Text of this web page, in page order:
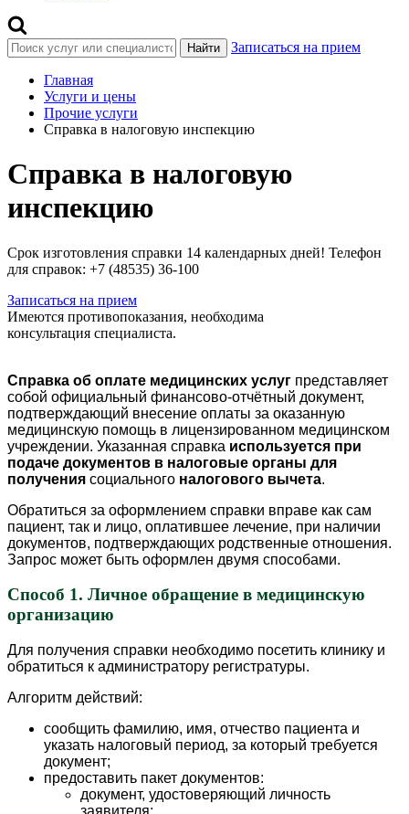
Найти Записаться на прием
Главная
Услуги и цены
Прочие услуги
Справка в налоговую инспекцию
Справка в налоговую
инспекцию
Срок изготовления справки 14 календарных дней! Телефон
для справок: +7 (48535) 36-100
Записаться на прием
Имеются противопоказания, необходима
консультация специалиста.
Справка об оплате медицинских услуг представляет
собой официальный финансово-отчётный документ,
подтверждающий внесение оплаты за оказанную
медицинскую помощь в лицензированном медицинском
учреждении. Указанная справка используется при
подаче документов в налоговые органы для
получения социального налогового вычета.
Обратиться за оформлением справки вправе как сам
пациент, так и лицо, оплатившее лечение, при наличии
документов, подтверждающих родственные отношения.
Запрос может быть оформлен двумя способами.
Способ 1. Личное обращение в медицинскую
организацию
Для получения справки необходимо посетить клинику и
обратиться к администратору регистратуры.
Алгоритм действий:
сообщить фамилию, имя, отчество пациента и
указать налоговый период, за который требуется
документ;
предоставить пакет документов:
документ, удостоверяющий личность